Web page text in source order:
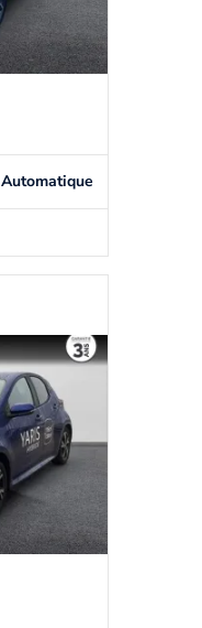
Automatique